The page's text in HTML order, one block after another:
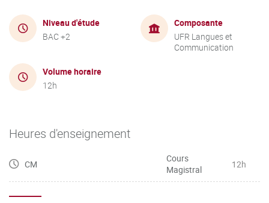
Niveau d'étude
BAC +2
Composante
UFR Langues et
Communication
Volume horaire
12h
Heures d'enseignement
CM
Cours
Magistral
12h